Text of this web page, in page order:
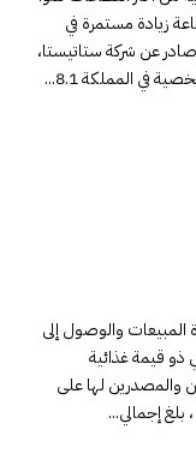
زيادة مستمرة في
عن شركة ستاتيستا،
في المملكة 8.1...
المبيعات والوصول إلى
ذو قيمة غذائية
والمصدرين لها على
بلغ إجمالي...